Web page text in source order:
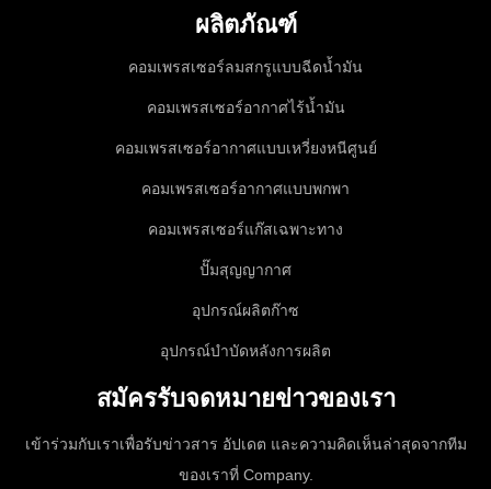
ผลิตภัณฑ์
คอมเพรสเซอร์ลมสกรูแบบฉีดน้ำมัน
คอมเพรสเซอร์อากาศไร้น้ำมัน
คอมเพรสเซอร์อากาศแบบเหวี่ยงหนีศูนย์
คอมเพรสเซอร์อากาศแบบพกพา
คอมเพรสเซอร์แก๊สเฉพาะทาง
ปั๊มสุญญากาศ
อุปกรณ์ผลิตก๊าซ
อุปกรณ์บำบัดหลังการผลิต
สมัครรับจดหมายข่าวของเรา
เข้าร่วมกับเราเพื่อรับข่าวสาร อัปเดต และความคิดเห็นล่าสุดจากทีม
ของเราที่ Company.